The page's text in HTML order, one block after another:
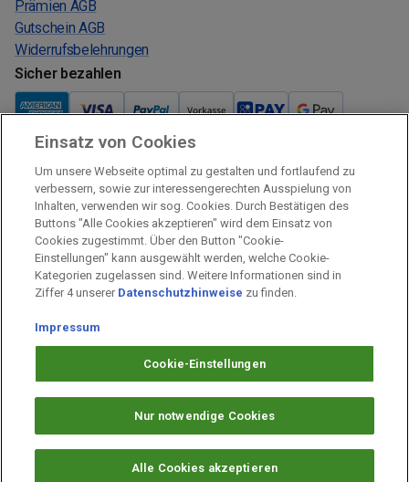
Prämien AGB
Gutschein AGB
Widerrufsbelehrungen
Sicher bezahlen
Verkauf und Versand
Kostenloser Versand:
Verkauf und Versand durch:
Verkauf Gutscheine durch:
Sicher einkaufen
Arbeiten bei PAYBACK
Barrierefreiheit
Einsatz von Cookies
Um unsere Webseite optimal zu gestalten und fortlaufend zu
verbessern, sowie zur interessengerechten Ausspielung von
Inhalten, verwenden wir sog. Cookies. Durch Bestätigen des
Buttons "Alle Cookies akzeptieren" wird dem Einsatz von
Cookies zugestimmt. Über den Button "Cookie-
Einstellungen" kann ausgewählt werden, welche Cookie-
Kategorien zugelassen sind. Weitere Informationen sind in
Ziffer 4 unserer Datenschutzhinweise zu finden.
Impressum
Cookie-Einstellungen
Nur notwendige Cookies
Alle Cookies akzeptieren